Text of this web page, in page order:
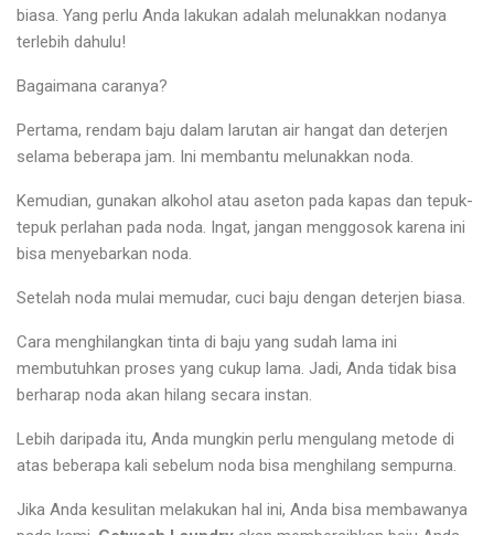
biasa. Yang perlu Anda lakukan adalah melunakkan nodanya
terlebih dahulu!
Bagaimana caranya?
Pertama, rendam baju dalam larutan air hangat dan deterjen
selama beberapa jam. Ini membantu melunakkan noda.
Kemudian, gunakan alkohol atau aseton pada kapas dan tepuk-
tepuk perlahan pada noda. Ingat, jangan menggosok karena ini
bisa menyebarkan noda.
Setelah noda mulai memudar, cuci baju dengan deterjen biasa.
Cara menghilangkan tinta di baju yang sudah lama ini
membutuhkan proses yang cukup lama. Jadi, Anda tidak bisa
berharap noda akan hilang secara instan.
Lebih daripada itu, Anda mungkin perlu mengulang metode di
atas beberapa kali sebelum noda bisa menghilang sempurna.
Jika Anda kesulitan melakukan hal ini, Anda bisa membawanya